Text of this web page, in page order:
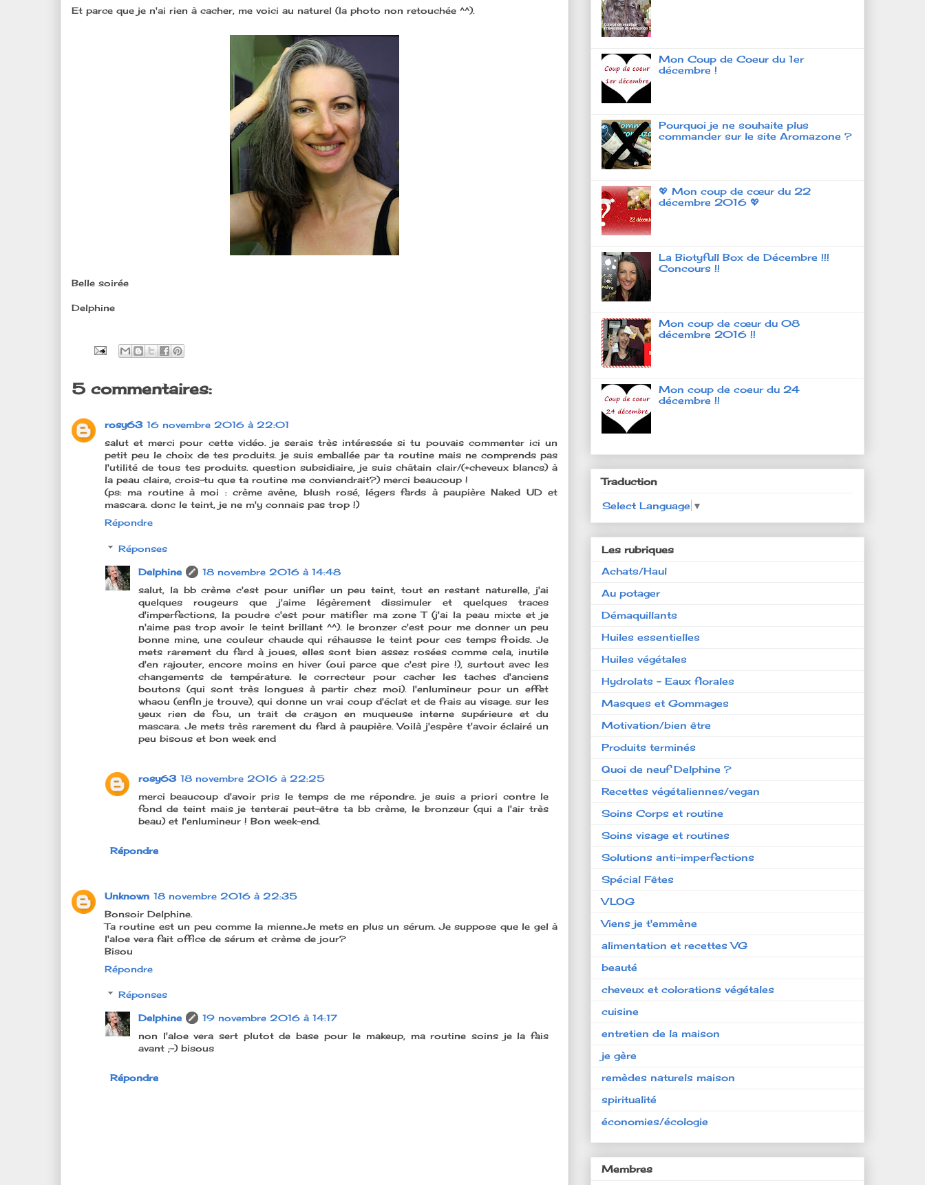
Et parce que je n'ai rien à cacher, me voici au naturel (la photo non retouchée ^^).
Belle soirée
Delphine
5 commentaires:
rosy63 16 novembre 2016 à 22:01
salut et merci pour cette vidéo. je serais très intéressée si tu pouvais commenter ici un
petit peu le choix de tes produits. je suis emballée par ta routine mais ne comprends pas
l'utilité de tous tes produits. question subsidiaire, je suis châtain clair/(+cheveux blancs) à
la peau claire, crois-tu que ta routine me conviendrait?) merci beaucoup !
(ps: ma routine à moi : crème avène, blush rosé, légers fards à paupière Naked UD et
mascara. donc le teint, je ne m'y connais pas trop !)
Répondre
Réponses
Delphine
18 novembre 2016 à 14:48
salut, la bb crème c'est pour unifier un peu teint, tout en restant naturelle, j'ai
quelques rougeurs que j'aime légèrement dissimuler et quelques traces
d'imperfections, la poudre c'est pour matifier ma zone T (j'ai la peau mixte et je
n'aime pas trop avoir le teint brillant ^^). le bronzer c'est pour me donner un peu
bonne mine, une couleur chaude qui réhausse le teint pour ces temps froids. Je
mets rarement du fard à joues, elles sont bien assez rosées comme cela, inutile
d'en rajouter, encore moins en hiver (oui parce que c'est pire !), surtout avec les
changements de température. le correcteur pour cacher les taches d'anciens
boutons (qui sont très longues à partir chez moi). l'enlumineur pour un effet
whaou (enfin je trouve), qui donne un vrai coup d'éclat et de frais au visage. sur les
yeux rien de fou, un trait de crayon en muqueuse interne supérieure et du
mascara. Je mets très rarement du fard à paupière. Voilà j'espère t'avoir éclairé un
peu bisous et bon week end
rosy63 18 novembre 2016 à 22:25
merci beaucoup d'avoir pris le temps de me répondre. je suis a priori contre le
fond de teint mais je tenterai peut-être ta bb crème, le bronzeur (qui a l'air très
beau) et l'enlumineur ! Bon week-end.
Répondre
Unknown 18 novembre 2016 à 22:35
Bonsoir Delphine.
Ta routine est un peu comme la mienne.Je mets en plus un sérum. Je suppose que le gel à
l'aloe vera fait office de sérum et crème de jour?
Bisou
Répondre
Réponses
Delphine
19 novembre 2016 à 14:17
non l'aloe vera sert plutot de base pour le makeup, ma routine soins je la fais
avant ;-) bisous
Répondre
Mon Coup de Coeur du 1er
décembre !
Pourquoi je ne souhaite plus
commander sur le site Aromazone ?
💖 Mon coup de cœur du 22
décembre 2016 💖
La Biotyfull Box de Décembre !!!
Concours !!
Mon coup de cœur du 08
décembre 2016 !!
Mon coup de coeur du 24
décembre !!
Traduction
Select Language ▼
Les rubriques
Achats/Haul
Au potager
Démaquillants
Huiles essentielles
Huiles végétales
Hydrolats - Eaux florales
Masques et Gommages
Motivation/bien être
Produits terminés
Quoi de neuf Delphine ?
Recettes végétaliennes/vegan
Soins Corps et routine
Soins visage et routines
Solutions anti-imperfections
Spécial Fêtes
VLOG
Viens je t'emmène
alimentation et recettes VG
beauté
cheveux et colorations végétales
cuisine
entretien de la maison
je gère
remèdes naturels maison
spiritualité
économies/écologie
Membres